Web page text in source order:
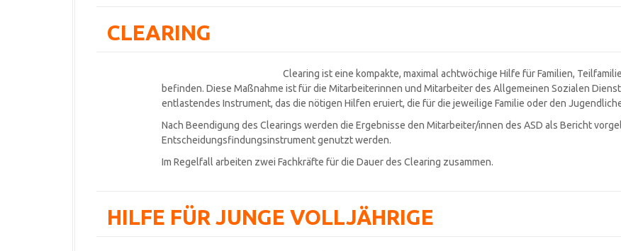
CLEARING
Clearing ist eine kompakte, maximal achtwöchige Hilfe für Familien,
befinden. Diese Maßnahme ist für die Mitarbeiterinnen und Mitarbeiter des Allgemeinen Sozialen
entlastendes Instrument, das die nötigen Hilfen eruiert, die für die jeweilige Familie oder den
Nach Beendigung des Clearings werden die Ergebnisse den Mitarbeiter/innen des ASD als Bericht
Entscheidungsfindungsinstrument genutzt werden.
Im Regelfall arbeiten zwei Fachkräfte für die Dauer des Clearing zusammen.
HILFE FÜR JUNGE VOLLJÄHRIGE